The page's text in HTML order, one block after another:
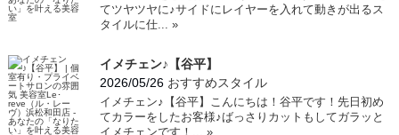
てツヤツヤに♪サイドにレイヤーを入れて動きが出るス
タイルに仕... »
イメチェン♪【谷平】
2026/05/26 おすすめスタイル
イメチェン♪【谷平】こんにちは！谷平です！先日初め
てカラーをしたお客様♪ばっさりカットもしてガラッと
イメチェンです！...
»